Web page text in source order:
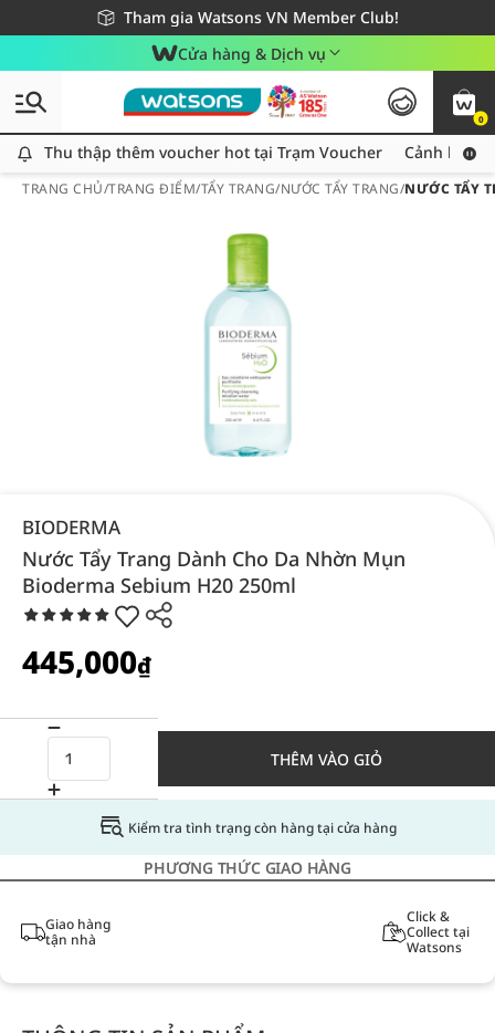
Tham gia Watsons VN Member Club!
Miễn phí giao hàng cho đơn hàng từ 249,000Đ
Giao hàng nhanh 24h - Áp dụng khu vực TP. Hồ Chí Minh
Cửa hàng & Dịch vụ
0
Thu thập thêm voucher hot tại Trạm Voucher
Thu thập thêm voucher hot tại Trạm Voucher Cảnh báo
TRANG CHỦ/TRANG ĐIỂM/TẨY TRANG/NƯỚC TẨY TRANG/NƯỚC TẨY
BIODERMA
Nước Tẩy Trang Dành Cho Da Nhờn Mụn
Bioderma Sebium H20 250ml
445,000₫
THÊM VÀO GIỎ
Kiểm tra tình trạng còn hàng tại cửa hàng
PHƯƠNG THỨC GIAO HÀNG
Giao hàng
tận nhà
Click &
Collect tại
Watsons